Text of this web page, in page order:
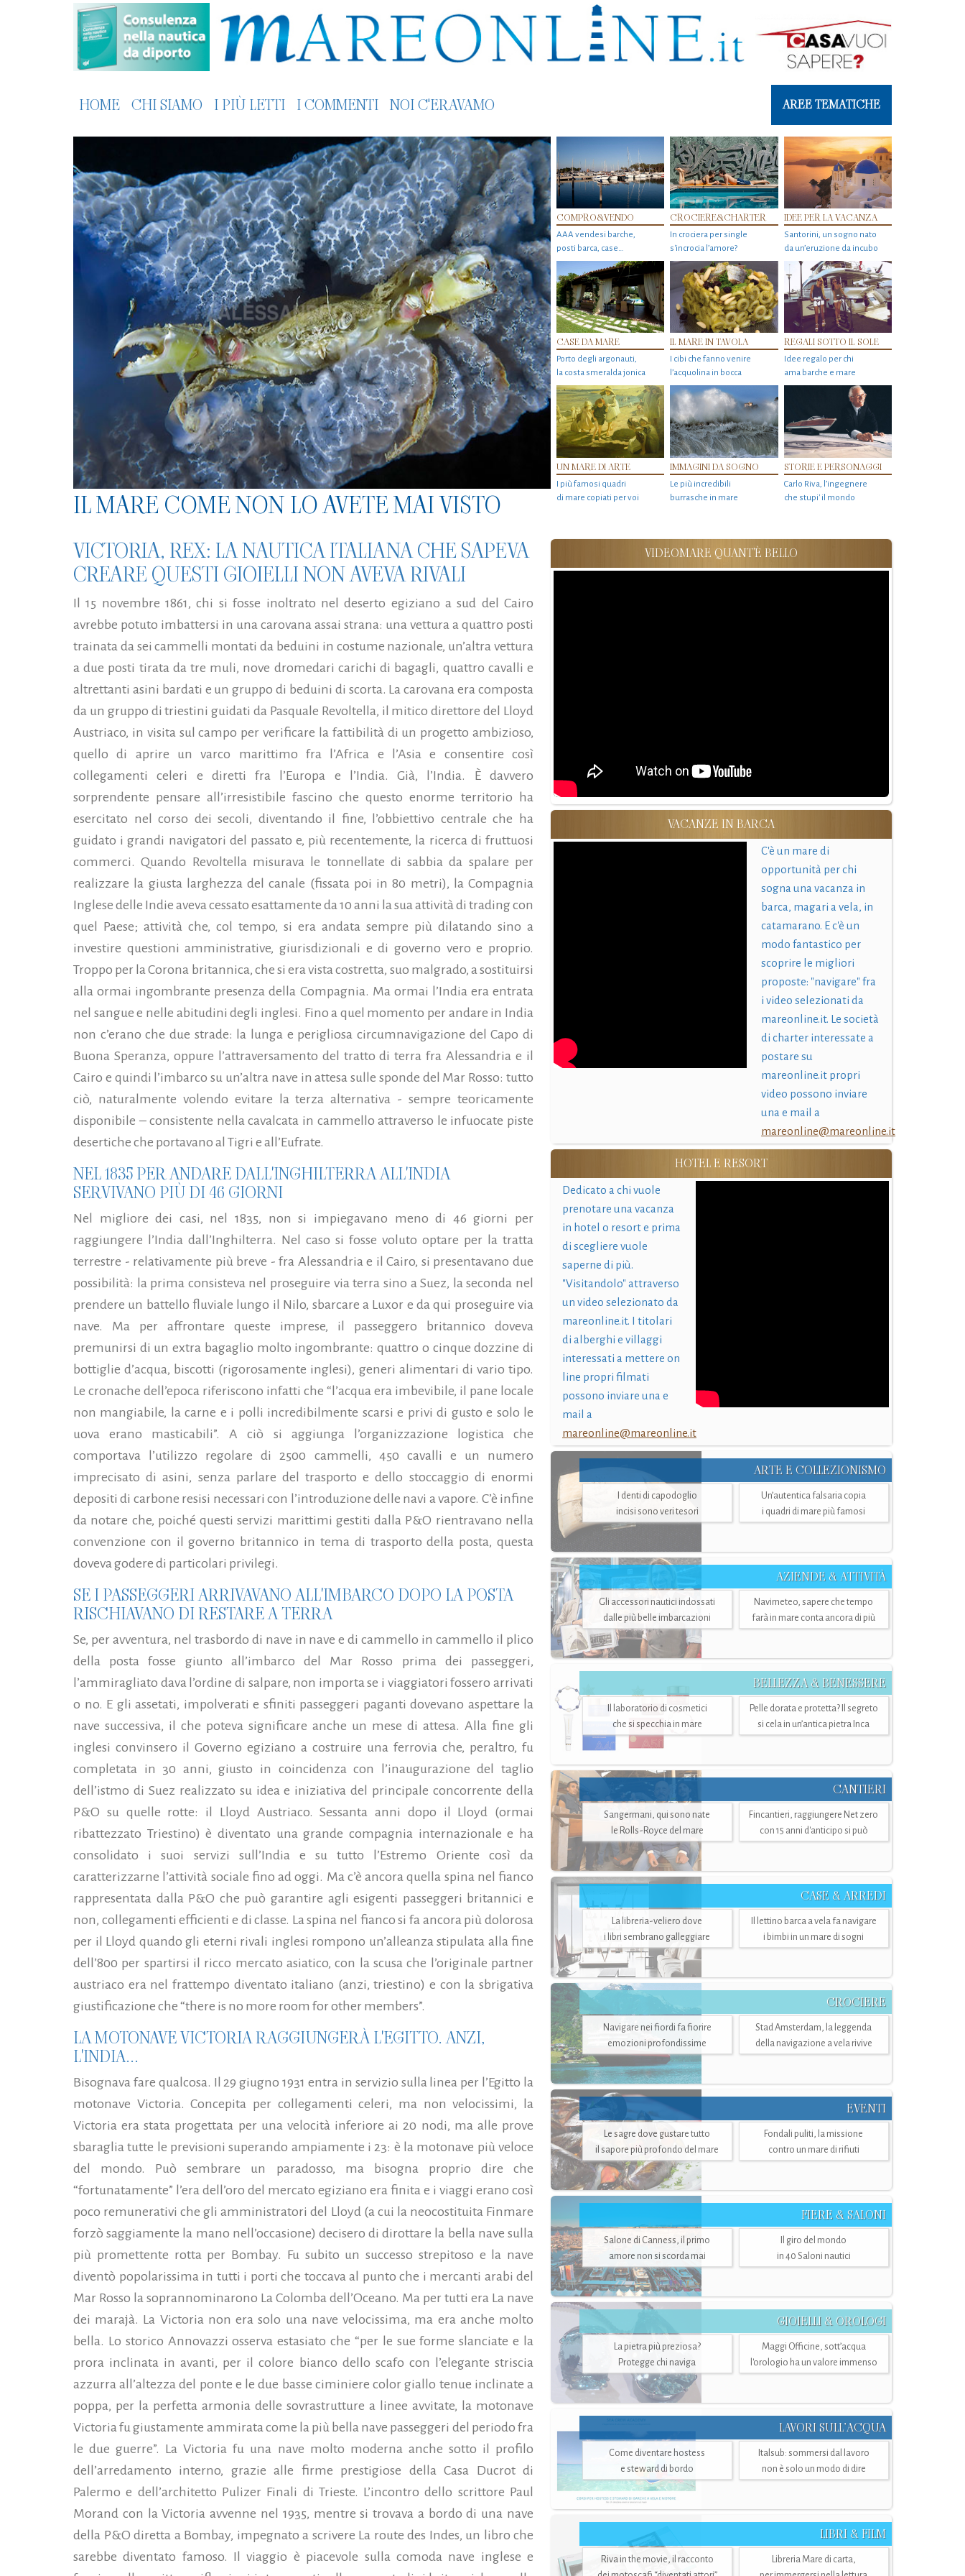
HOME CHI SIAMO I PIÙ LETTI I COMMENTI NOI C'ERAVAMO AREE TEMATICHE
IL MARE COME NON LO AVETE MAI VISTO
COMPRO&VENDO
AAA vendesi barche,
posti barca, case…
CROCIERE&CHARTER
In crociera per single
s'incrocia l’amore?
IDEE PER LA VACANZA
Santorini, un sogno nato
da un’eruzione da incubo
CASE DA MARE
Porto degli argonauti,
la costa smeralda jonica
IL MARE IN TAVOLA
I cibi che fanno venire
l’acquolina in bocca
REGALI SOTTO IL SOLE
Idee regalo per chi
ama barche e mare
UN MARE DI ARTE
I più famosi quadri
di mare copiati per voi
IMMAGINI DA SOGNO
Le più incredibili
burrasche in mare
STORIE E PERSONAGGI
Carlo Riva, l’ingegnere
che stupi' il mondo
VICTORIA, REX: LA NAUTICA ITALIANA CHE SAPEVA
CREARE QUESTI GIOIELLI NON AVEVA RIVALI
Il 15 novembre 1861, chi si fosse inoltrato nel deserto egiziano a sud del Cairo
avrebbe potuto imbattersi in una carovana assai strana: una vettura a quattro posti
trainata da sei cammelli montati da beduini in costume nazionale, un’altra vettura
a due posti tirata da tre muli, nove dromedari carichi di bagagli, quattro cavalli e
altrettanti asini bardati e un gruppo di beduini di scorta. La carovana era composta
da un gruppo di triestini guidati da Pasquale Revoltella, il mitico direttore del Lloyd
Austriaco, in visita sul campo per verificare la fattibilità di un progetto ambizioso,
quello di aprire un varco marittimo fra l’Africa e l’Asia e consentire così
collegamenti celeri e diretti fra l’Europa e l’India. Già, l’India. È davvero
sorprendente pensare all’irresistibile fascino che questo enorme territorio ha
esercitato nel corso dei secoli, diventando il fine, l’obbiettivo centrale che ha
guidato i grandi navigatori del passato e, più recentemente, la ricerca di fruttuosi
commerci.Quando Revoltella misurava le tonnellate di sabbia da spalare per
realizzare la giusta larghezza del canale (fissata poi in 80 metri), la Compagnia
Inglese delle Indie aveva cessato esattamente da 10 anni la sua attività di trading con
quel Paese; attività che, col tempo, si era andata sempre più dilatando sino a
investire questioni amministrative, giurisdizionali e di governo vero e proprio.
Troppo per la Corona britannica, che si era vista costretta, suo malgrado, a sostituirsi
alla ormai ingombrante presenza della Compagnia. Ma ormai l’India era entrata
nel sangue e nelle abitudini degli inglesi. Fino a quel momento per andare in India
non c’erano che due strade: la lunga e perigliosa circumnavigazione del Capo di
Buona Speranza, oppure l’attraversamento del tratto di terra fra Alessandria e il
Cairo e quindi l’imbarco su un’altra nave in attesa sulle sponde del Mar Rosso: tutto
ciò, naturalmente volendo evitare la terza alternativa - sempre teoricamente
disponibile – consistente nella cavalcata in cammello attraverso le infuocate piste
desertiche che portavano al Tigri e all’Eufrate.
NEL 1835 PER ANDARE DALL'INGHILTERRA ALL'INDIA
SERVIVANO PIÙ DI 46 GIORNI
Nel migliore dei casi, nel 1835, non si impiegavano meno di 46 giorni per
raggiungere l’India dall’Inghilterra. Nel caso si fosse voluto optare per la tratta
terrestre - relativamente più breve - fra Alessandria e il Cairo, si presentavano due
possibilità: la prima consisteva nel proseguire via terra sino a Suez, la seconda nel
prendere un battello fluviale lungo il Nilo, sbarcare a Luxor e da qui proseguire via
nave. Ma per affrontare queste imprese, il passeggero britannico doveva
premunirsi di un extra bagaglio molto ingombrante: quattro o cinque dozzine di
bottiglie d’acqua, biscotti (rigorosamente inglesi), generi alimentari di vario tipo.
Le cronache dell’epoca riferiscono infatti che “l’acqua era imbevibile, il pane locale
non mangiabile, la carne e i polli incredibilmente scarsi e privi di gusto e solo le
uova erano masticabili”. A ciò si aggiunga l’organizzazione logistica che
comportava l’utilizzo regolare di 2500 cammelli, 450 cavalli e un numero
imprecisato di asini, senza parlare del trasporto e dello stoccaggio di enormi
depositi di carbone resisi necessari con l’introduzione delle navi a vapore. C’è infine
da notare che, poiché questi servizi marittimi gestiti dalla P&O rientravano nella
convenzione con il governo britannico in tema di trasporto della posta, questa
doveva godere di particolari privilegi.
SE I PASSEGGERI ARRIVAVANO ALL'IMBARCO DOPO LA POSTA
RISCHIAVANO DI RESTARE A TERRA
Se, per avventura, nel trasbordo di nave in nave e di cammello in cammello il plico
della posta fosse giunto all’imbarco del Mar Rosso prima dei passeggeri,
l’ammiragliato dava l’ordine di salpare, non importa se i viaggiatori fossero arrivati
o no. E gli assetati, impolverati e sfiniti passeggeri paganti dovevano aspettare la
nave successiva, il che poteva significare anche un mese di attesa. Alla fine gli
inglesi convinsero il Governo egiziano a costruire una ferrovia che, peraltro, fu
completata in 30 anni, giusto in coincidenza con l’inaugurazione del taglio
dell’istmo di Suez realizzato su idea e iniziativa del principale concorrente della
P&O su quelle rotte: il Lloyd Austriaco. Sessanta anni dopo il Lloyd (ormai
ribattezzato Triestino) è diventato una grande compagnia internazionale e ha
consolidato i suoi servizi sull’India e su tutto l’Estremo Oriente così da
caratterizzarne l’attività sociale fino ad oggi. Ma c’è ancora quella spina nel fianco
rappresentata dalla P&O che può garantire agli esigenti passeggeri britannici e
non, collegamenti efficienti e di classe. La spina nel fianco si fa ancora più dolorosa
per il Lloyd quando gli eterni rivali inglesi rompono un’alleanza stipulata alla fine
dell’800 per spartirsi il ricco mercato asiatico, con la scusa che l’originale partner
austriaco era nel frattempo diventato italiano (anzi, triestino) e con la sbrigativa
giustificazione che “there is no more room for other members”.
LA MOTONAVE VICTORIA RAGGIUNGERÀ L'EGITTO. ANZI,
L'INDIA...
Bisognava fare qualcosa. Il 29 giugno 1931 entra in servizio sulla linea per l’Egitto la
motonave Victoria. Concepita per collegamenti celeri, ma non velocissimi, la
Victoria era stata progettata per una velocità inferiore ai 20 nodi, ma alle prove
sbaraglia tutte le previsioni superando ampiamente i 23: è la motonave più veloce
del mondo. Può sembrare un paradosso, ma bisogna proprio dire che
“fortunatamente” l’era dell’oro del mercato egiziano era finita e i viaggi erano così
poco remunerativi che gli amministratori del Lloyd (a cui la neocostituita Finmare
forzò saggiamente la mano nell’occasione) decisero di dirottare la bella nave sulla
più promettente rotta per Bombay. Fu subito un successo strepitoso e la nave
diventò popolarissima in tutti i porti che toccava al punto che i mercanti arabi del
Mar Rosso la soprannominarono La Colomba dell’Oceano. Ma per tutti era La nave
dei marajà. La Victoria non era solo una nave velocissima, ma era anche molto
bella. Lo storico Annovazzi osserva estasiato che “per le sue forme slanciate e la
prora inclinata in avanti, per il colore bianco dello scafo con l’elegante striscia
azzurra all’altezza del ponte e le due basse ciminiere color giallo tenue inclinate a
poppa, per la perfetta armonia delle sovrastrutture a linee avvitate, la motonave
Victoria fu giustamente ammirata come la più bella nave passeggeri del periodo fra
le due guerre”. La Victoria fu una nave molto moderna anche sotto il profilo
dell’arredamento interno, grazie alle firme prestigiose della Casa Ducrot di
Palermo e dell’architetto Pulizer Finali di Trieste. L’incontro dello scrittore Paul
Morand con la Victoria avvenne nel 1935, mentre si trovava a bordo di una nave
della P&O diretta a Bombay, impegnato a scrivere La route des Indes, un libro che
sarebbe diventato famoso. Il viaggio è piacevole sulla comoda nave inglese e
VIDEOMARE QUANT'È BELLO
VACANZE IN BARCA
C'è un mare di
opportunità per chi
sogna una vacanza in
barca, magari a vela, in
catamarano. E c'è un
modo fantastico per
scoprire le migliori
proposte: "navigare" fra
i video selezionati da
mareonline.it. Le società
di charter interessate a
postare su
mareonline.it propri
video possono inviare
una e mail a
mareonline@mareonline.it
HOTEL E RESORT
Dedicato a chi vuole
prenotare una vacanza
in hotel o resort e prima
di scegliere vuole
saperne di più.
"Visitandolo" attraverso
un video selezionato da
mareonline.it. I titolari
di alberghi e villaggi
interessati a mettere on
line propri filmati
possono inviare una e
mail a
mareonline@mareonline.it
ARTE E COLLEZIONISMO
I denti di capodoglio
incisi sono veri tesori
Un’autentica falsaria copia
i quadri di mare più famosi
AZIENDE & ATTIVITÀ
Gli accessori nautici indossati
dalle più belle imbarcazioni
Navimeteo, sapere che tempo
farà in mare conta ancora di più
BELLEZZA & BENESSERE
Il laboratorio di cosmetici
che si specchia in mare
Pelle dorata e protetta? Il segreto
si cela in un’antica pietra Inca
CANTIERI
Sangermani, qui sono nate
le Rolls-Royce del mare
Fincantieri, raggiungere Net zero
con 15 anni d'anticipo si può
CASE & ARREDI
La libreria-veliero dove
i libri sembrano galleggiare
Il lettino barca a vela fa navigare
i bimbi in un mare di sogni
CROCIERE
Navigare nei fiordi fa fiorire
emozioni profondissime
Stad Amsterdam, la leggenda
della navigazione a vela rivive
EVENTI
Le sagre dove gustare tutto
il sapore più profondo del mare
Fondali puliti, la missione
contro un mare di rifiuti
FIERE & SALONI
Salone di Canness, il primo
amore non si scorda mai
Il giro del mondo
in 40 Saloni nautici
GIOIELLI & OROLOGI
La pietra più preziosa?
Protegge chi naviga
Maggi Officine, sott’acqua
l'orologio ha un valore immenso
LAVORI SULL’ACQUA
Come diventare hostess
e steward di bordo
Italsub: sommersi dal lavoro
non è solo un modo di dire
LIBRI & FILM
Riva in the movie, il racconto
Libreria Mare di carta,